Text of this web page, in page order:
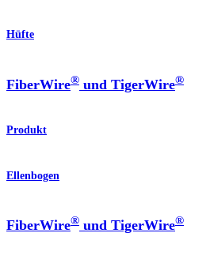
Hüfte
FiberWire® und TigerWire®
Produkt
Ellenbogen
FiberWire® und TigerWire®